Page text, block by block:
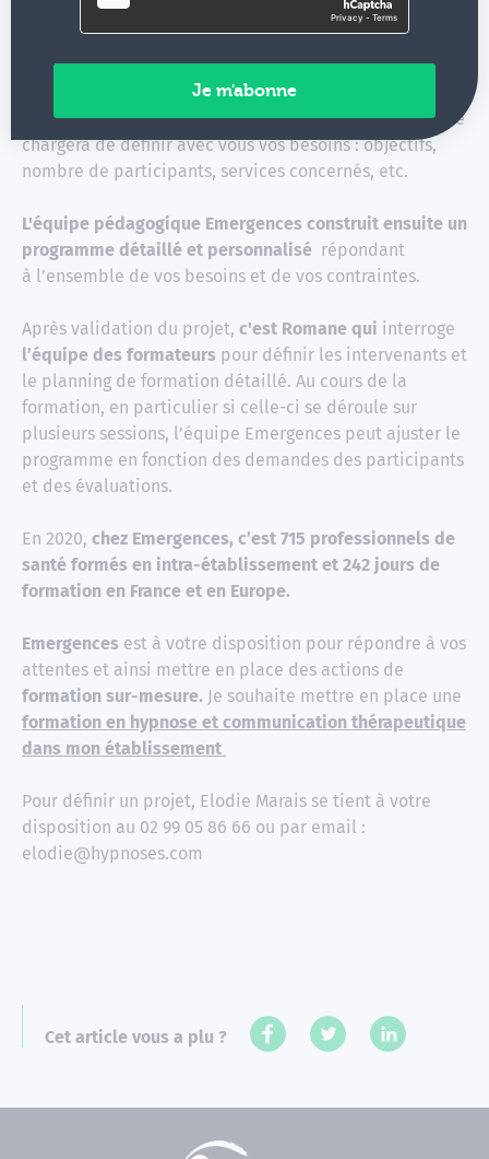
Emergences ?
Dans le cadre du projet de formation à Douai,
Emergences a répondu à un appel d'offre. Vous pouvez
également nous solliciter directement. Elodie Marais se
chargera de définir avec vous vos besoins : objectifs,
nombre de participants, services concernés, etc.
L'équipe pédagogique Emergences construit ensuite un
programme détaillé et personnalisé répondant
à l’ensemble de vos besoins et de vos contraintes.
Après validation du projet, c'est Romane qui interroge
l’équipe des formateurs pour définir les intervenants et
le planning de formation détaillé. Au cours de la
formation, en particulier si celle-ci se déroule sur
plusieurs sessions, l’équipe Emergences peut ajuster le
programme en fonction des demandes des participants
et des évaluations.
En 2020, chez Emergences, c’est 715 professionnels de
santé formés en intra-établissement et 242 jours de
formation en France et en Europe.
Emergences est à votre disposition pour répondre à vos
attentes et ainsi mettre en place des actions de
formation sur-mesure. Je souhaite mettre en place une
formation en hypnose et communication thérapeutique
dans mon établissement
Pour définir un projet, Elodie Marais se tient à votre
disposition au 02 99 05 86 66 ou par email :
elodie@hypnoses.com
Cet article vous a plu ?